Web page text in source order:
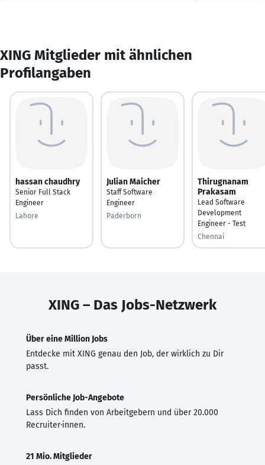
XING Mitglieder mit ähnlichen
Profilangaben
hassan chaudhry
Senior Full Stack
Engineer
Lahore
Julian Maicher
Staff Software
Engineer
Paderborn
Thirugnanam
Prakasam
Lead Software
Development
Engineer - Test
Chennai
XING – Das Jobs-Netzwerk
Über eine Million Jobs
Entdecke mit XING genau den Job, der wirklich zu Dir
passt.
Persönliche Job-Angebote
Lass Dich finden von Arbeitgebern und über 20.000
Recruiter·innen.
21 Mio. Mitglieder